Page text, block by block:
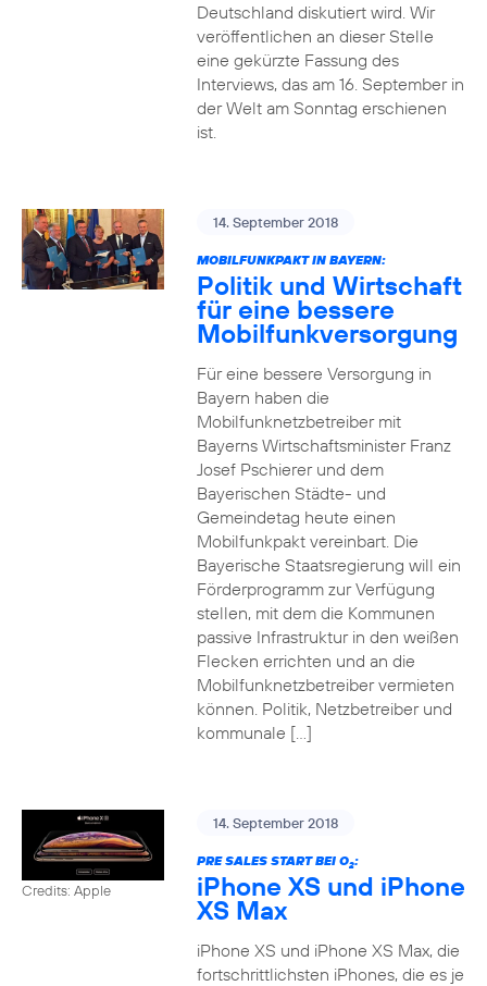
Deutschland diskutiert wird. Wir
veröffentlichen an dieser Stelle
eine gekürzte Fassung des
Interviews, das am 16. September in
der Welt am Sonntag erschienen
ist.
14. September 2018
MOBILFUNKPAKT IN BAYERN:
Politik und Wirtschaft
für eine bessere
Mobilfunkversorgung
Für eine bessere Versorgung in
Bayern haben die
Mobilfunknetzbetreiber mit
Bayerns Wirtschaftsminister Franz
Josef Pschierer und dem
Bayerischen Städte- und
Gemeindetag heute einen
Mobilfunkpakt vereinbart. Die
Bayerische Staatsregierung will ein
Förderprogramm zur Verfügung
stellen, mit dem die Kommunen
passive Infrastruktur in den weißen
Flecken errichten und an die
Mobilfunknetzbetreiber vermieten
können. Politik, Netzbetreiber und
kommunale […]
Credits: Apple
14. September 2018
PRE SALES START BEI O2:
iPhone XS und iPhone
XS Max
iPhone XS und iPhone XS Max, die
fortschrittlichsten iPhones, die es je